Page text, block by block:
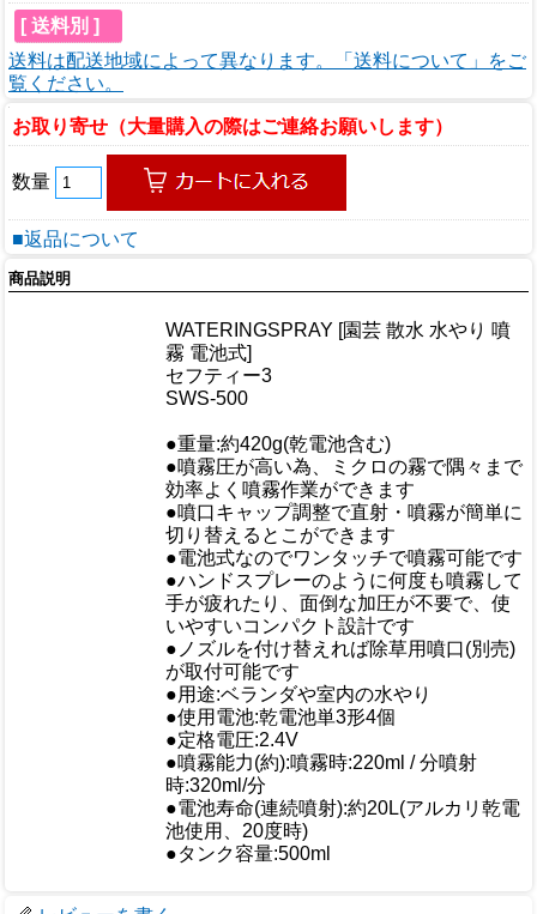
[ 送料別 ]
送料は配送地域によって異なります。「送料について」をご
覧ください。
お取り寄せ（大量購入の際はご連絡お願いします）
数量
■返品について
商品説明
WATERINGSPRAY [園芸 散水 水やり 噴
霧 電池式]
セフティー3
SWS-500
●重量:約420g(乾電池含む)
●噴霧圧が高い為、ミクロの霧で隅々まで
効率よく噴霧作業ができます
●噴口キャップ調整で直射・噴霧が簡単に
切り替えるとこができます
●電池式なのでワンタッチで噴霧可能です
●ハンドスプレーのように何度も噴霧して
手が疲れたり、面倒な加圧が不要で、使
いやすいコンパクト設計です
●ノズルを付け替えれば除草用噴口(別売)
が取付可能です
●用途:ベランダや室内の水やり
●使用電池:乾電池単3形4個
●定格電圧:2.4V
●噴霧能力(約):噴霧時:220ml / 分噴射
時:320ml/分
●電池寿命(連続噴射):約20L(アルカリ乾電
池使用、20度時)
●タンク容量:500ml